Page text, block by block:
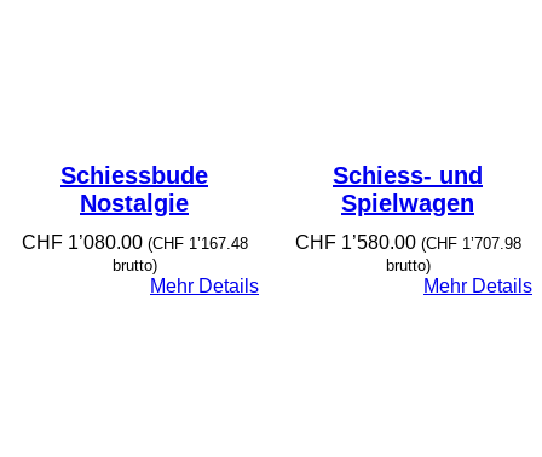
Schiessbude
Nostalgie
CHF1’080.00 (CHF1’167.48
brutto)
Mehr Details
Schiess- und
Spielwagen
CHF1’580.00 (CHF1’707.98
brutto)
Mehr Details